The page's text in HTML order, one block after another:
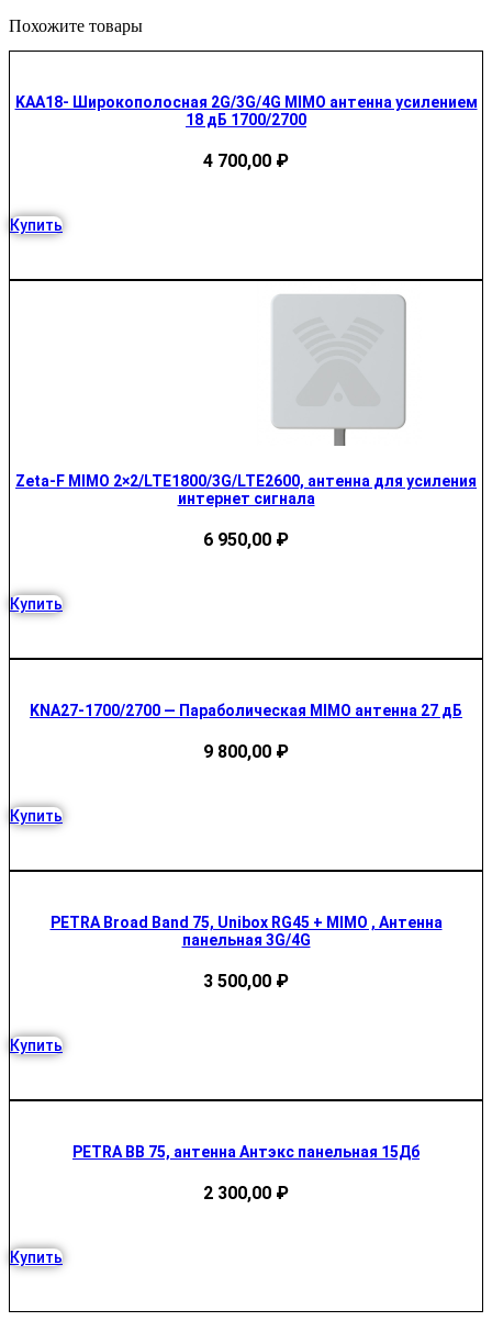
Похожите товары
KAA18- Широкополосная 2G/3G/4G MIMO антенна усилением
18 дБ 1700/2700
4 700,00 ₽
Купить
Zeta-F MIMO 2×2/LTE1800/3G/LTE2600, антенна для усиления
интернет сигнала
6 950,00 ₽
Купить
KNA27-1700/2700 — Параболическая MIMO антенна 27 дБ
9 800,00 ₽
Купить
PETRA Broad Band 75, Unibox RG45 + MIMO , Антенна
панельная 3G/4G
3 500,00 ₽
Купить
PETRA BB 75, антенна Антэкс панельная 15Дб
2 300,00 ₽
Купить